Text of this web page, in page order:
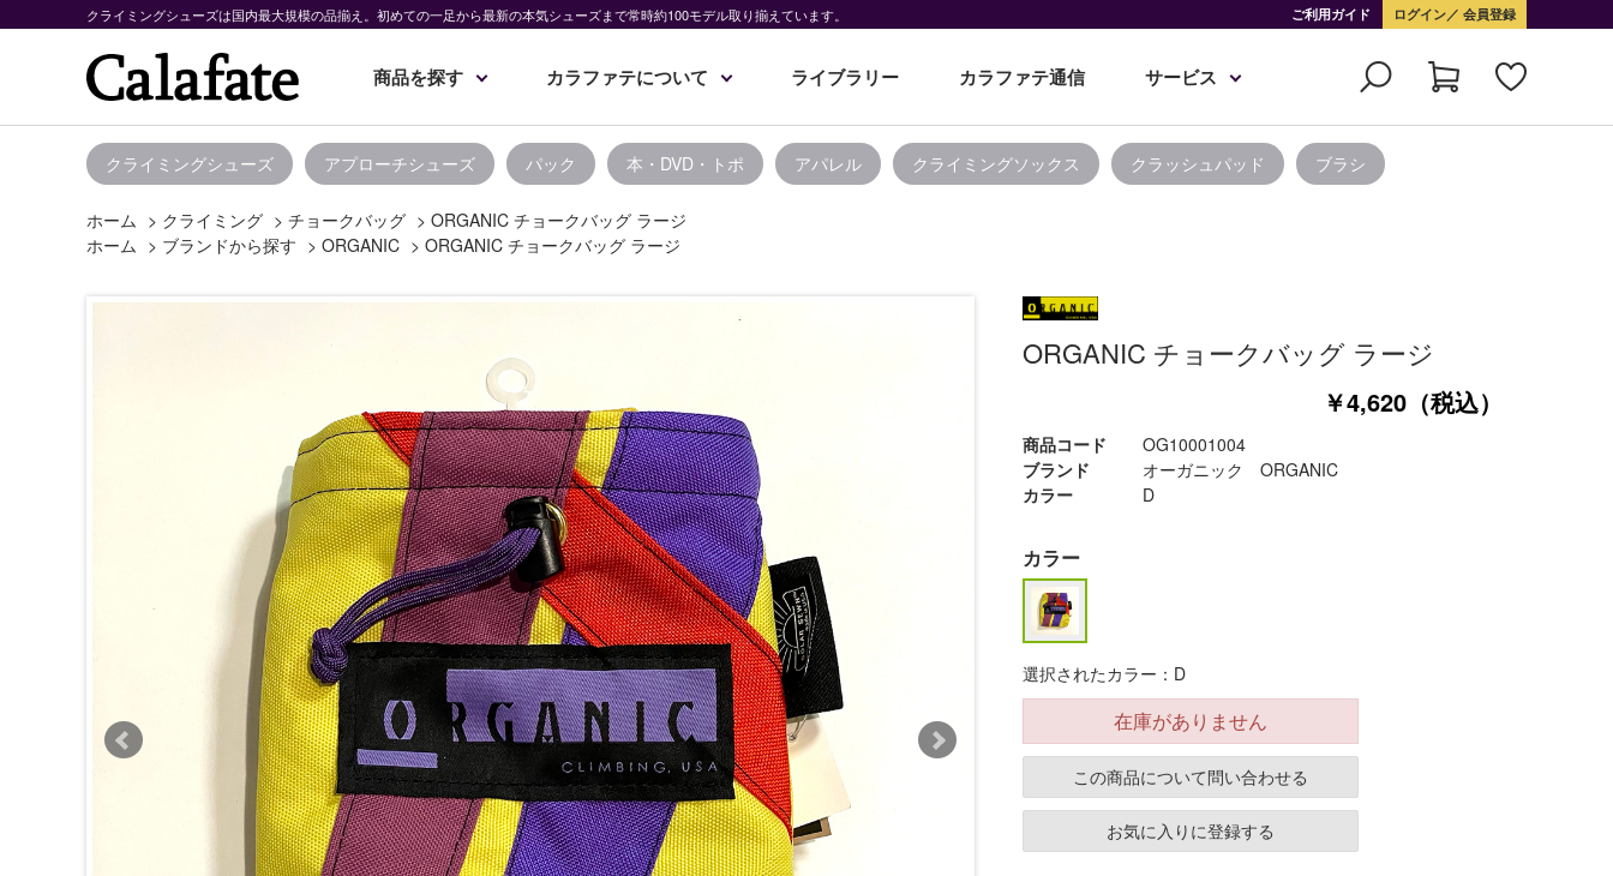
クライミングシューズは国内最大規模の品揃え。初めての一足から最新の本気シューズまで常時約100モデル取り揃えています。 ご利用ガイド ログイン 会員登録
商品を探す カラファテについて ライブラリー カラファテ通信 サービス
クライミングシューズ アプローチシューズ パック 本・DVD・トポ アパレル クライミングソックス クラッシュパッド ブラシ
ホーム > クライミング > チョークバッグ > ORGANIC チョークバッグ ラージ
ホーム > ブランドから探す > ORGANIC > ORGANIC チョークバッグ ラージ
ORGANIC チョークバッグ ラージ
￥4,620（税込）
商品コード
OG10001004
ブランド
オーガニック ORGANIC
カラー
D
カラー
選択されたカラー：D
在庫がありません
この商品について問い合わせる
お気に入りに登録する